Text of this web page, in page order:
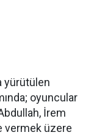
yürütülen
oyuncular
İrem
vermek üzere